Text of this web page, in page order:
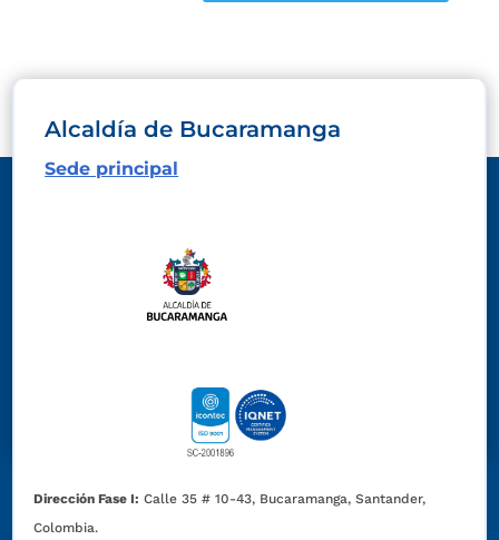
Alcaldía de Bucaramanga
Sede principal
Dirección Fase I: Calle 35 # 10-43, Bucaramanga, Santander,
Colombia.